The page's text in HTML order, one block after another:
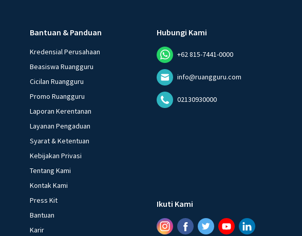
Bantuan & Panduan
Kredensial Perusahaan
Beasiswa Ruangguru
Cicilan Ruangguru
Promo Ruangguru
Laporan Kerentanan
Layanan Pengaduan
Syarat & Ketentuan
Kebijakan Privasi
Tentang Kami
Kontak Kami
Press Kit
Bantuan
Karir
Hubungi Kami
+62 815-7441-0000
info@ruangguru.com
02130930000
Ikuti Kami